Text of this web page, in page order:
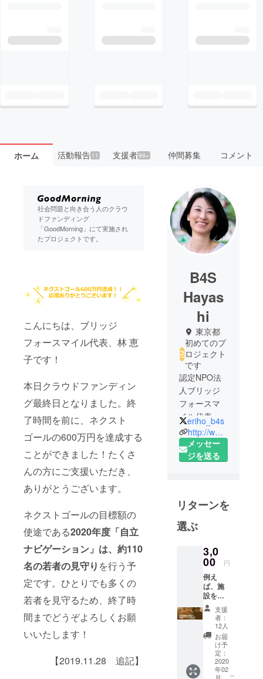
ホーム 活動報告11 支援者99+ 仲間募集 コメント
社会問題と向き合う人のクラウ
ドファンディング
「GoodMorning」にて実施され
たプロジェクトです。
こんにちは、ブリッジ
フォースマイル代表、林 恵
子です！
本日クラウドファンディン
グ最終日となりました。終
了時間を前に、ネクスト
ゴールの600万円を達成する
ことができました！たくさ
んの方にご支援いただき、
ありがとうございます。
ネクストゴールの目標額の
使途である2020年度 「自立
ナビゲーション」は、約110
名の若者の見守り を行う予
定です。ひとりでも多くの
若者を見守るため、終了時
間までどうぞよろしくお願
いいたします！
【2019.11.28 追記】
B4S
Hayas
hi
東京都
初めてのプ
ロジェクト
です
認定NPO法
人ブリッジ
フォースマ
イル代表。
1996年、津
田塾大学卒
業後、株式
業、契約管
理、人事な
どを担当。
二児出産
後、キャリ
アに悩む中
で社会起業
家になるこ
とを決意。
2003年に参
加したビジ
ネス研修で
児童養護施
設の現状を
eriho_b4s
http://www.b4s.jp
メッセー
ジを送る
リターンを
選ぶ
3,0
00 円
例え
ば、施
設を退
所した
若者１
人へ、
見守り
を目的
とした
面会を
１回行
支援
者：
12人
お届
け予
定：
2020
年02
月